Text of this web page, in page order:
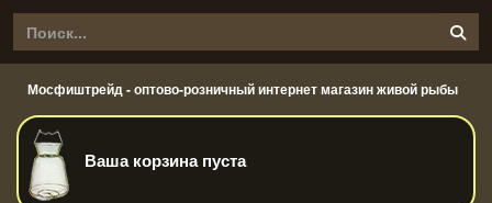
Мосфиштрейд - оптово-розничный интернет магазин живой рыбы
Ваша корзина пуста